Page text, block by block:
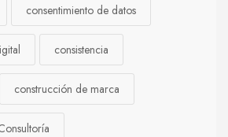
consentimiento de datos
consistencia
construcción de marca